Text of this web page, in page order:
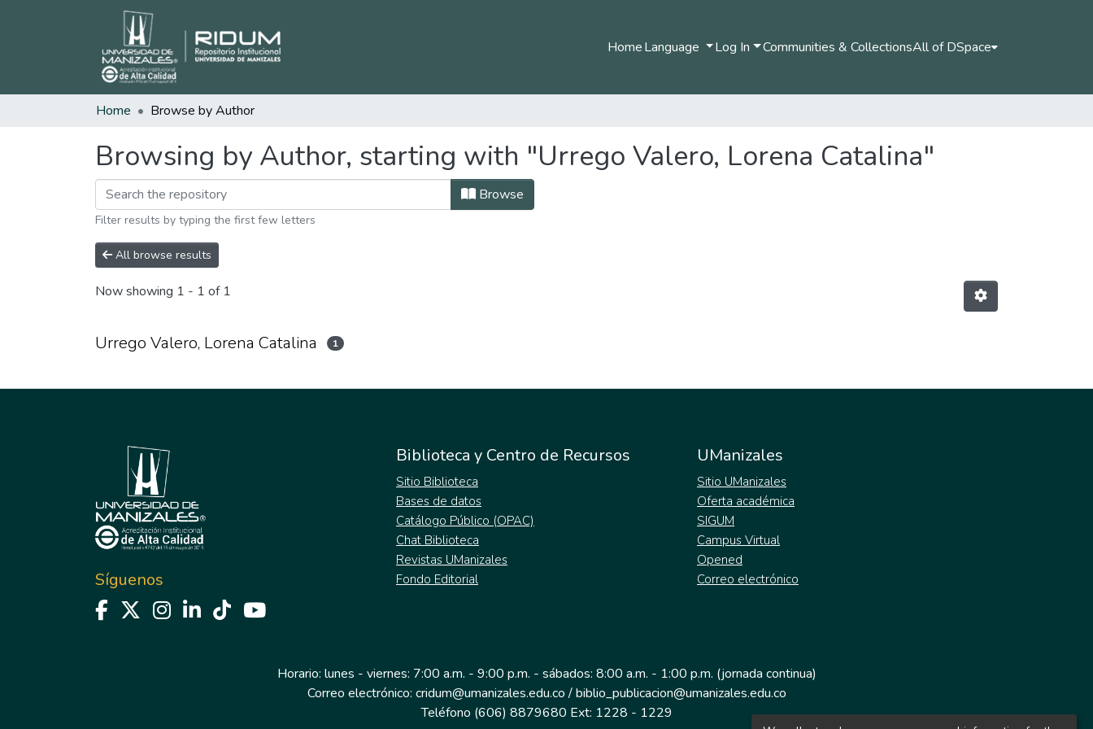
HomeLanguage Log In Communities & CollectionsAll of DSpace
Home Browse by Author
Browsing by Author, starting with "Urrego Valero, Lorena Catalina"
Browse
Filter results by typing the first few letters
All browse results
Now showing 1 - 1 of 1
Urrego Valero, Lorena Catalina 1
Síguenos
Biblioteca y Centro de Recursos
Sitio Biblioteca
Bases de datos
Catálogo Público (OPAC)
Chat Biblioteca
Revistas UManizales
Fondo Editorial
UManizales
Sitio UManizales
Oferta académica
SIGUM
Campus Virtual
Opened
Correo electrónico
Horario: lunes - viernes: 7:00 a.m. - 9:00 p.m. - sábados: 8:00 a.m. - 1:00 p.m. (jornada continua)
Correo electrónico: cridum@umanizales.edu.co / biblio_publicacion@umanizales.edu.co
Teléfono (606) 8879680 Ext: 1228 - 1229